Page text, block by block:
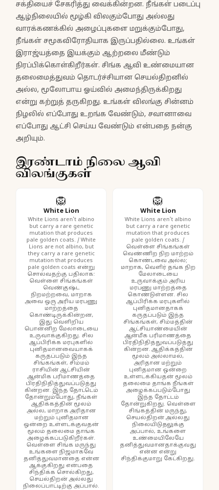
சக்தியைச் சேகரித்து வைக்கின்றன. நீங்கள் படைப்பு
ஆழ்நிலையில் மூழ்கி விலகும்போது அல்லது
வாரக்கணக்கில் அழைப்புகளை மறுக்கும்போது,
நீங்கள் சமூகவிரோதியாக இருப்பதில்லை. உங்கள்
இராஜ்யத்தை இயக்கும் ஆற்றலை மீண்டும்
நிரப்பிக்கொள்கிறீர்கள். சிங்க ஆவி உண்மையான
தலைமைத்துவம் தொடர்ச்சியான செயல்திறனில்
அல்ல, மூலோபாய ஓய்வில் அமைந்திருக்கிறது
என்று கற்றுத் தருகிறது. உங்கள் விலங்கு சின்னம்
நிழலில் எப்போது உறங்க வேண்டும், சவானாவை
எப்போது ஆட்சி செய்ய வேண்டும் என்பதை நன்கு
அறியும்.
இரண்டாம் நிலை ஆவி
விலங்குகள்
🦁
White Lion
White Lions aren't albino
but carry a rare genetic
mutation that produces
pale golden coats. / White
Lions are not albino, but
they carry a rare genetic
mutation that produces
pale golden coats என்று
சொல்வதற்கு பதிலாக:
வெள்ளை சிங்கங்கள்
வெண்குஷ்ட
நிறமற்றவை, மாறாக
அவை ஒரு அரிய மரபணு
மாற்றத்தை
கொண்டிருக்கின்றன,
இது வெளிறிய
பொன்னிற மேலாடையை
உருவாக்குகிறது. சில
ஆப்பிரிக்க மரபுகளில்
புனிதமானவையாகக்
கருதப்படும் இந்த
சிங்கங்கள், சிம்மம்
ராசியின் ஆட்சியின்
ஆன்மிக பரிமாணத்தை
பிரதிநிதித்துவப்படுத்து
கின்றன. இந்த தோட்டெம்
தோன்றும்போது, நீங்கள்
ஆதிக்கத்தின் மூலம்
அல்ல, மாறாக அரிதான
மற்றும் புனிதமான
ஒன்றை உள்ளடக்குவதன்
மூலம் தலைமை தாங்க
அழைக்கப்படுகிறீர்கள்.
வெள்ளை சிங்க மருந்து
உங்களை நிஜமாகவே
தனித்துவமானதை என்ன
ஆக்குகிறது என்பதை
சிந்திக்க சொல்கிறது,
செயல்திறன் அல்லது
நிலைப்பாட்டிற்கு அப்பால்.
🦁
White Lion
White Lions aren't albino
but carry a rare genetic
mutation that produces
pale golden coats. /
வெள்ளை சிங்கங்கள்
வெண்ணிற நிற மாற்றம்
கொண்டவை அல்ல;
மாறாக, வெளிர் தங்க நிற
மேலாடையை
உருவாக்கும் அரிய
மரபணு மாற்றத்தை
கொண்டுள்ளன. சில
ஆப்பிரிக்க மரபுகளில்
புனிதமானதாகக்
கருதப்படும் இந்த
சிங்கங்கள், சிம்மத்தின்
ஆட்சியாண்மையின்
ஆன்மீக பரிமாணத்தை
பிரதிநிதித்துவப்படுத்து
கின்றன. ஆதிக்கத்தின்
மூலம் அல்லாமல்,
அரிதான மற்றும்
புனிதமான ஒன்றை
உள்ளடக்கியதன் மூலம்
தலைமை தாங்க நீங்கள்
அழைக்கப்படும்போது
இந்த தோட்டம்
தோன்றுகிறது. வெள்ளை
சிங்கத்தின் மருந்து,
செயல்திறன் அல்லது
நிலையிடுதலுக்கு
அப்பால், உங்களை
உண்மையிலேயே
தனித்துவமானதாக்குவது
என்ன என்று
சிந்திக்குமாறு கேட்கிறது.